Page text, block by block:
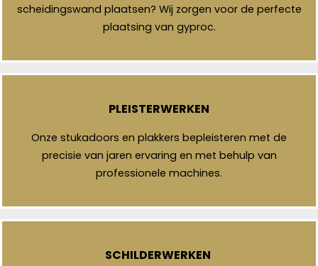
scheidingswand plaatsen? Wij zorgen voor de perfecte
plaatsing van gyproc.
PLEISTERWERKEN
Onze stukadoors en plakkers bepleisteren met de
precisie van jaren ervaring en met behulp van
professionele machines.
SCHILDERWERKEN